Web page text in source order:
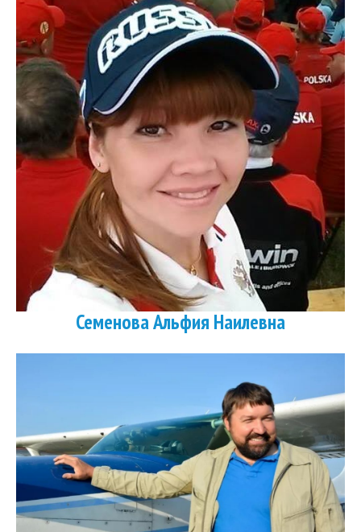
Семенова Альфия Наилевна